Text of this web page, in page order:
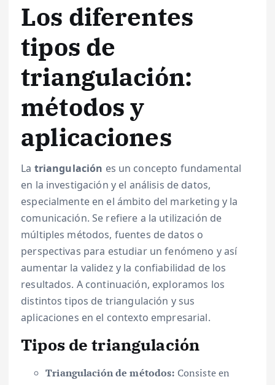
Los diferentes
tipos de
triangulación:
métodos y
aplicaciones
La triangulación es un concepto fundamental
en la investigación y el análisis de datos,
especialmente en el ámbito del marketing y la
comunicación. Se refiere a la utilización de
múltiples métodos, fuentes de datos o
perspectivas para estudiar un fenómeno y así
aumentar la validez y la confiabilidad de los
resultados. A continuación, exploramos los
distintos tipos de triangulación y sus
aplicaciones en el contexto empresarial.
Tipos de triangulación
Triangulación de métodos: Consiste en